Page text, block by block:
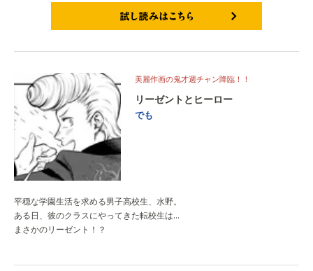
美麗作画の鬼才週チャン降臨！！
リーゼントとヒーロー
でも
平穏な学園生活を求める男子高校生、水野。
ある日、彼のクラスにやってきた転校生は...
まさかのリーゼント！？